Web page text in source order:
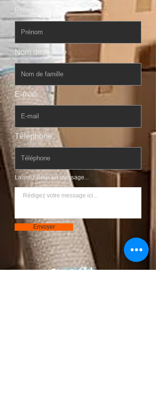
Prénom
Nom de famille
E-mail
Téléphone
Laissez-nous un message...
Envoyer